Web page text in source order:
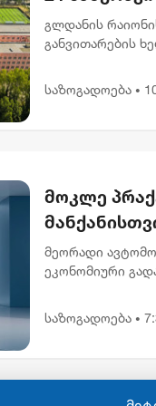
გლდანის
განვითარების
მისამართზე
საზოგადოება •
მოკლე
მეორადი
ეკონომიური
საზოგადოება •